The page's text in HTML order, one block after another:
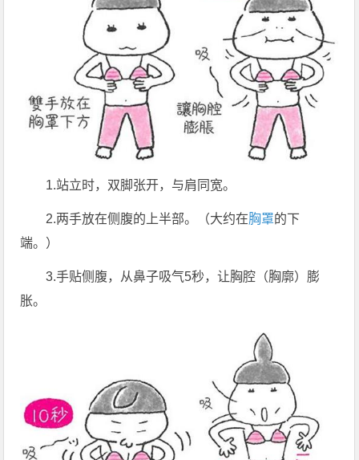
1.站立时，双脚张开，与肩同宽。
2.两手放在侧腹的上半部。（大约在胸罩的下
端。）
3.手贴侧腹，从鼻子吸气5秒，让胸腔（胸廓）膨
胀。